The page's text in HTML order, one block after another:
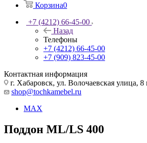
Корзина0
+7 (4212) 66-45-00
Назад
Телефоны
+7 (4212) 66-45-00
+7 (909) 823-45-00
Контактная информация
г. Хабаровск, ул. Волочаевская улица, 8
shop@tochkamebel.ru
MAX
Поддон ML/LS 400